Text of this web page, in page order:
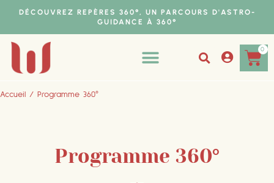
DÉCOUVREZ REPÈRES 360°, UN PARCOURS D'ASTRO-
GUIDANCE À 360°
0
Accueil / Programme 360°
Programme 360°